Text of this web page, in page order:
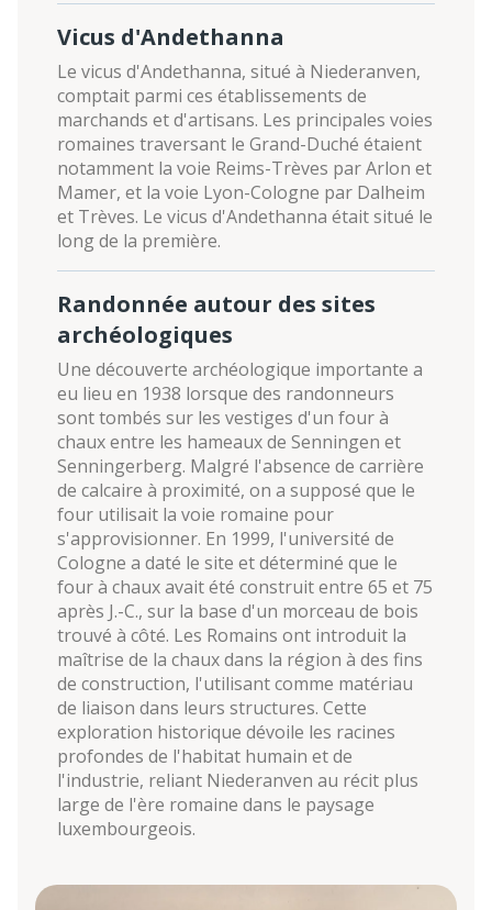
Vicus d'Andethanna
Le vicus d'Andethanna, situé à Niederanven,
comptait parmi ces établissements de
marchands et d'artisans. Les principales voies
romaines traversant le Grand-Duché étaient
notamment la voie Reims-Trèves par Arlon et
Mamer, et la voie Lyon-Cologne par Dalheim
et Trèves. Le vicus d'Andethanna était situé le
long de la première.
Randonnée autour des sites
archéologiques
Une découverte archéologique importante a
eu lieu en 1938 lorsque des randonneurs
sont tombés sur les vestiges d'un four à
chaux entre les hameaux de Senningen et
Senningerberg. Malgré l'absence de carrière
de calcaire à proximité, on a supposé que le
four utilisait la voie romaine pour
s'approvisionner. En 1999, l'université de
Cologne a daté le site et déterminé que le
four à chaux avait été construit entre 65 et 75
après J.-C., sur la base d'un morceau de bois
trouvé à côté. Les Romains ont introduit la
maîtrise de la chaux dans la région à des fins
de construction, l'utilisant comme matériau
de liaison dans leurs structures. Cette
exploration historique dévoile les racines
profondes de l'habitat humain et de
l'industrie, reliant Niederanven au récit plus
large de l'ère romaine dans le paysage
luxembourgeois.